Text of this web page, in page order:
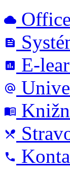
cloud
feed
poll E-
alternate_email
menu_book
local_dining
phone